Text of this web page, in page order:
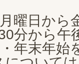
曜日から
分から午
年末年始